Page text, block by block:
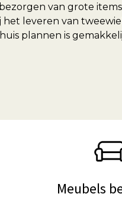
van grote
het leveren van
plannen is
Meubels